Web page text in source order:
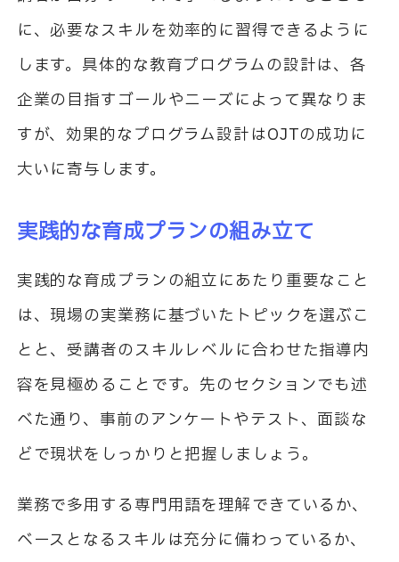
に、必要なスキルを効率的に習得できるように
します。具体的な教育プログラムの設計は、各
企業の目指すゴールやニーズによって異なりま
すが、効果的なプログラム設計はOJTの成功に
大いに寄与します。
実践的な育成プランの組み立て
実践的な育成プランの組立にあたり重要なこと
は、現場の実業務に基づいたトピックを選ぶこ
とと、受講者のスキルレベルに合わせた指導内
容を見極めることです。先のセクションでも述
べた通り、事前のアンケートやテスト、面談な
どで現状をしっかりと把握しましょう。
業務で多用する専門用語を理解できているか、
ベースとなるスキルは充分に備わっているか、